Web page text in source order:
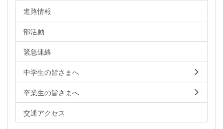
進路情報
部活動
緊急連絡
中学生の皆さまへ
卒業生の皆さまへ
交通アクセス